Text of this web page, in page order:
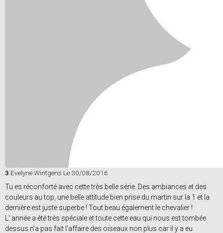
3 Evelyne Wintgens Le 30/08/2016
Tu es réconforté avec cette très belle série. Des ambiances et des
couleurs au top, une belle attitude bien prise du martin sur la 1 et la
dernière est juste superbe ! Tout beau également le chevalier !
L' année a été très spéciale et toute cette eau qui nous est tombée
dessus n'a pas fait l'affaire des oiseaux non plus car il y a eu